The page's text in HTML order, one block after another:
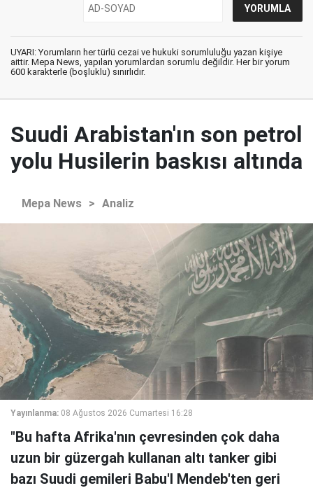
UYARI: Yorumların her türlü cezai ve hukuki sorumluluğu yazan kişiye
aittir. Mepa News, yapılan yorumlardan sorumlu değildir. Her bir yorum
600 karakterle (boşluklu) sınırlıdır.
Suudi Arabistan'ın son petrol
yolu Husilerin baskısı altında
Mepa News > Analiz
Yayınlanma: 08 Ağustos 2026 Cumartesi 16:28
"Bu hafta Afrika'nın çevresinden çok daha
uzun bir güzergah kullanan altı tanker gibi
bazı Suudi gemileri Babu'l Mendeb'ten geri